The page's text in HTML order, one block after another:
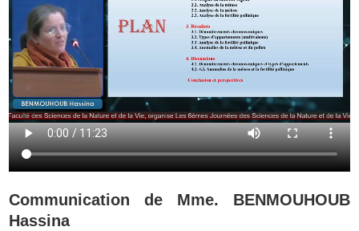
Communication de Mme. BENMOUHOUB
Hassina